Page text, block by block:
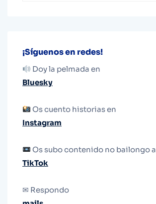
¡Síguenos en redes!
Doy la pelmada en
Bluesky
Os cuento historias en
Instagram
Os subo contenido no bailongo a
TikTok
✉ Respondo